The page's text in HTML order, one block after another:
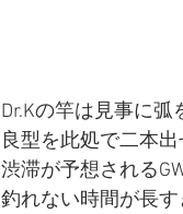
Dr.Kの竿は見事に弧
良型を此処で二本
渋滞が予想される
釣れない時間が長